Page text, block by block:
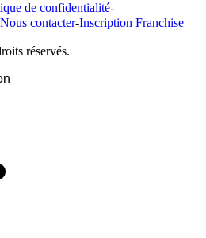
de confidentialité-
Nous contacter-Inscription Franchise
réservés.